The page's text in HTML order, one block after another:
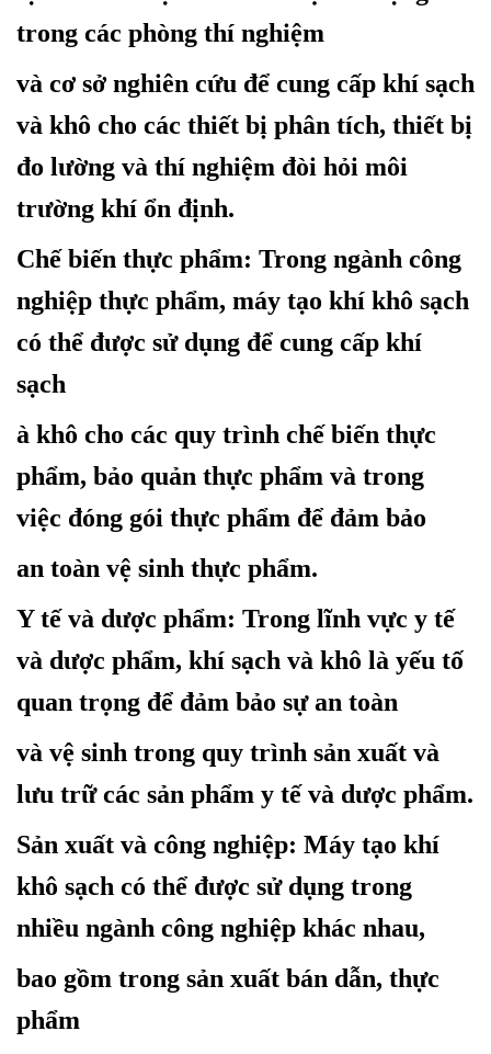
trong các phòng thí nghiệm
và cơ sở nghiên cứu để cung cấp khí sạch
và khô cho các thiết bị phân tích, thiết bị
đo lường và thí nghiệm đòi hỏi môi
trường khí ổn định.
Chế biến thực phẩm: Trong ngành công
nghiệp thực phẩm, máy tạo khí khô sạch
có thể được sử dụng để cung cấp khí
sạch
à khô cho các quy trình chế biến thực
phẩm, bảo quản thực phẩm và trong
việc đóng gói thực phẩm để đảm bảo
an toàn vệ sinh thực phẩm.
Y tế và dược phẩm: Trong lĩnh vực y tế
và dược phẩm, khí sạch và khô là yếu tố
quan trọng để đảm bảo sự an toàn
và vệ sinh trong quy trình sản xuất và
lưu trữ các sản phẩm y tế và dược phẩm.
Sản xuất và công nghiệp: Máy tạo khí
khô sạch có thể được sử dụng trong
nhiều ngành công nghiệp khác nhau,
bao gồm trong sản xuất bán dẫn, thực
phẩm